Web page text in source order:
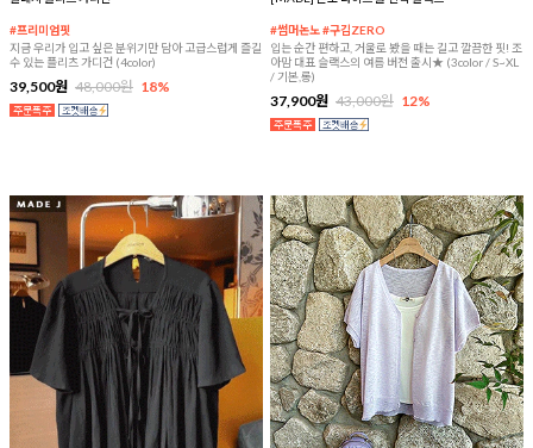
#프리미엄핏
지금 우리가 입고 싶은 분위기만 담아 고급스럽게 즐길
수 있는 플리츠 가디건 (4color)
39,500원 48,000원 18%
#썸머논노 #구김ZERO
입는 순간 편하고, 거울로 봤을 때는 길고 깔끔한 핏! 조
아맘 대표 슬랙스의 여름 버전 출시★ (3color / S~XL
/ 기본,롱)
37,900원 43,000원 12%